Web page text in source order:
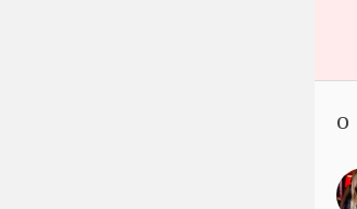
о